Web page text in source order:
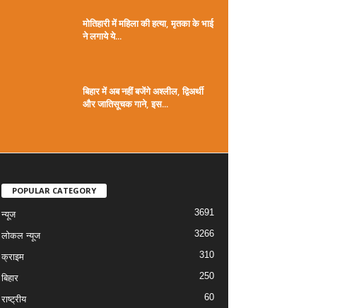
मोतिहारी में महिला की हत्या, मृतका के भाई
ने लगाये ये...
बिहार में अब नहीं बजेंगे अश्लील, द्विअर्थी
और जातिसूचक गाने, इस...
POPULAR CATEGORY
न्यूज 3691
लोकल न्यूज 3266
क्राइम 310
बिहार 250
राष्ट्रीय 60